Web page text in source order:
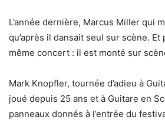
L’année dernière, Marcus Miller qui
qu’après il dansait seul sur scène.
même concert : il est monté sur
Mark Knopfler, tournée d’adieu à
joué depuis 25 ans et à Guitare en
panneaux donnés à l’entrée du